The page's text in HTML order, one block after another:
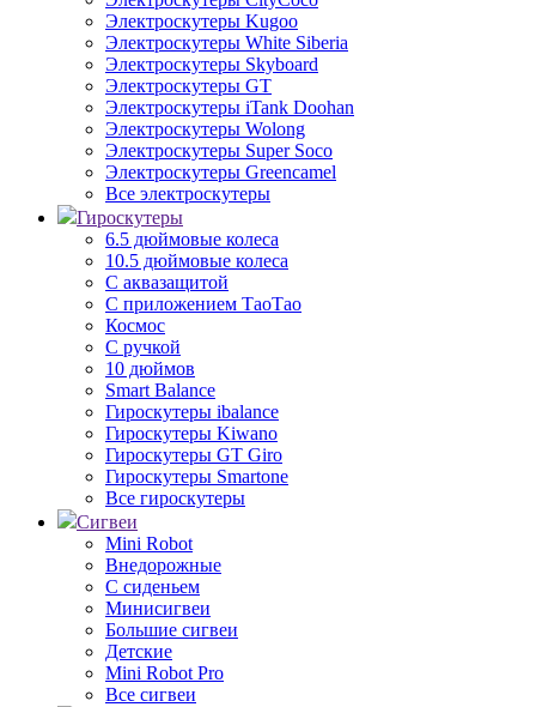
Электроскутеры Kugoo
Электроскутеры White Siberia
Электроскутеры Skyboard
Электроскутеры GT
Электроскутеры iTank Doohan
Электроскутеры Wolong
Электроскутеры Super Soco
Электроскутеры Greencamel
Все электроскутеры
Гироскутеры
6.5 дюймовые колеса
10.5 дюймовые колеса
С аквазащитой
С приложением ТаоТао
Космос
С ручкой
10 дюймов
Smart Balance
Гироскутеры ibalance
Гироскутеры Kiwano
Гироскутеры GT Giro
Гироскутеры Smartone
Все гироскутеры
Сигвеи
Mini Robot
Внедорожные
С сиденьем
Минисигвеи
Большие сигвеи
Детские
Mini Robot Pro
Все сигвеи